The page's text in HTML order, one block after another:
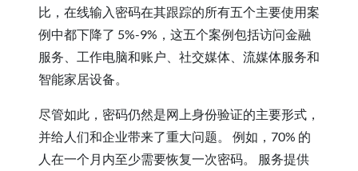
比，在线输入密码在其跟踪的所有五个主要使用案
例中都下降了 5%-9%，这五个案例包括访问金融
服务、工作电脑和账户、社交媒体、流媒体服务和
智能家居设备。
尽管如此，密码仍然是网上身份验证的主要形式，
并给人们和企业带来了重大问题。 例如，70% 的
人在一个月内至少需要恢复一次密码。 服务提供